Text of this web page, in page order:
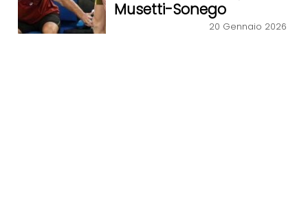
Musetti-Sonego
20 Gennaio 2026